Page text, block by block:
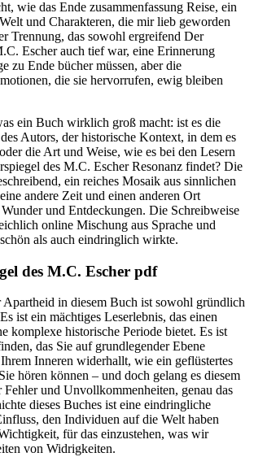
wie das Ende zusammenfassung Reise, ein
und Charakteren, die mir lieb geworden
Trennung, das sowohl ergreifend Der
Escher auch tief war, eine Erinnerung
zu Ende bücher müssen, aber die
die sie hervorrufen, ewig bleiben
ein Buch wirklich groß macht: ist es die
Autors, der historische Kontext, in dem es
die Art und Weise, wie es bei den Lesern
des M.C. Escher Resonanz findet? Die
ein reiches Mosaik aus sinnlichen
andere Zeit und einen anderen Ort
und Entdeckungen. Die Schreibweise
online Mischung aus Sprache und
als auch eindringlich wirkte.
des M.C. Escher pdf
in diesem Buch ist sowohl gründlich
ist ein mächtiges Leserlebnis, das einen
komplexe historische Periode bietet. Es ist
das Sie auf grundlegender Ebene
Inneren widerhallt, wie ein geflüstertes
hören können – und doch gelang es diesem
und Unvollkommenheiten, genau das
dieses Buches ist eine eindringliche
den Individuen auf die Welt haben
für das einzustehen, was wir
von Widrigkeiten.